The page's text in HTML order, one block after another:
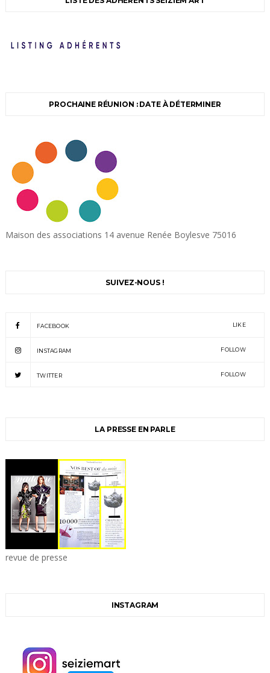
PROCHAINE RÉUNION : DATE À DÉTERMINER
Maison des associations 14 avenue Renée Boylesve 75016
SUIVEZ-NOUS !
FACEBOOK LIKE
INSTAGRAM FOLLOW
TWITTER FOLLOW
LA PRESSE EN PARLE
revue de presse
INSTAGRAM